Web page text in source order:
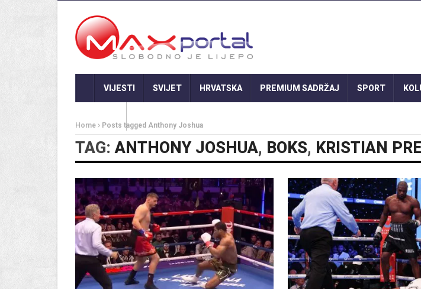
VIJESTI SVIJET HRVATSKA PREMIUM SADRŽAJ SPORT
Home Posts tagged Anthony Joshua
TAG:ANTHONY JOSHUA, BOKS, KRISTIAN